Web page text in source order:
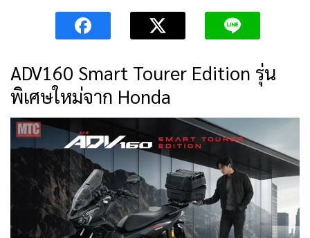
ADV160 Smart Tourer Edition รุ่น
พิเศษใหม่จาก Honda